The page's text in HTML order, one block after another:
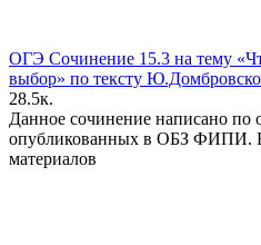
ОГЭ Сочинение 15.3 на тему
выбор» по тексту
28.5к.
Данное сочинение написано по
опубликованных в ОБЗ ФИПИ.
материалов